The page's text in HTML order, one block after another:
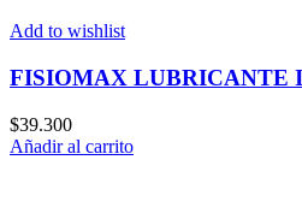
Add to wishlist
FISIOMAX LUBRICANTE
$39.300
Añadir al carrito